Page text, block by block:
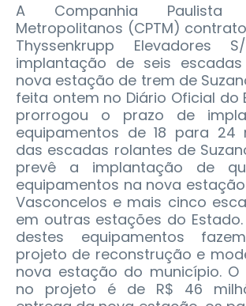
A Companhia
Metropolitanos (CPTM)
Thyssenkrupp Elevadores
implantação de seis
nova estação de trem de
feita ontem no Diário Oficial do
prorrogou o prazo de
equipamentos de 18 para 24
das escadas rolantes de
prevê a implantação de
equipamentos na nova
Vasconcelos e mais cinco
em outras estações do
destes equipamentos
projeto de reconstrução e
nova estação do município. O
no projeto é de R$ 46